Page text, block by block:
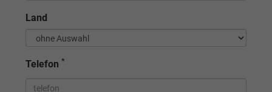
Land
Telefon *